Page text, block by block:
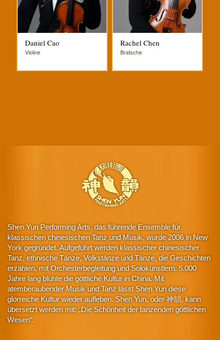
Daniel Cao
Violine
Rachel Chen‭
Bratsche
Shen Yun Performing Arts, das führende Ensemble für
klassischen chinesischen Tanz und Musik, wurde 2006 in New
York gegründet. Aufgeführt werden klassischer chinesischer
Tanz, ethnische Tänze, Volkstänze und Tänze, die Geschichten
erzählen, mit Orchesterbegleitung und Solokünstlern. 5.000
Jahre lang blühte die göttliche Kultur in China. Mit
atemberaubender Musik und Tanz lässt Shen Yun diese
glorreiche Kultur wieder aufleben. Shen Yun, oder 神韻, kann
übersetzt werden mit: „Die Schönheit der tanzenden göttlichen
Wesen“.